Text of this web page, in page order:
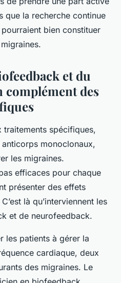
que la recherche continue
bien constituer
et du
complément des
traitements spécifiques,
monoclonaux,
les migraines.
efficaces pour chaque
présenter des effets
là qu’interviennent les
et de neurofeedback.
les patients à gérer la
cardiaque, deux
des migraines. Le